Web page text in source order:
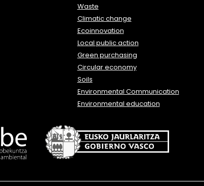
Waste
Climatic change
Ecoinnovation
Local public action
Green purchasing
Circular economy
Soils
Environmental Communication
Environmental education